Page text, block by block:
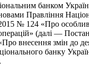
банком
Правління
№ 124 «Про
(далі —
внесення змін до
банку